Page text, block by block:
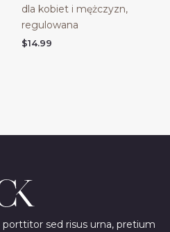
dla kobiet i mężczyzn,
regulowana
$14.99
sed risus urna, pretium